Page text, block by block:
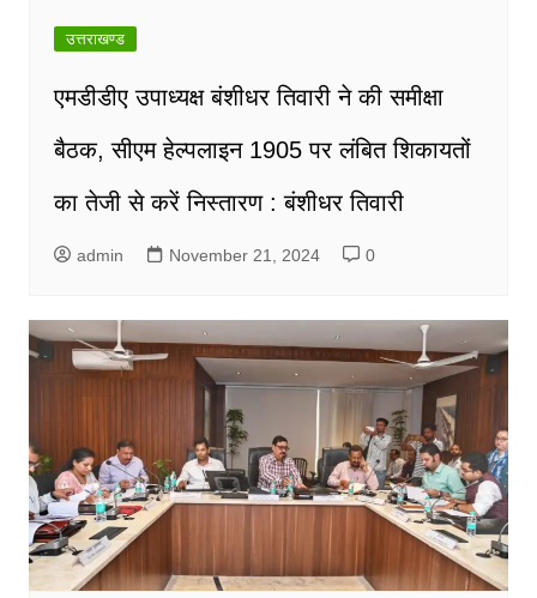
उत्तराखण्ड
एमडीडीए उपाध्यक्ष बंशीधर तिवारी ने की समीक्षा
बैठक, सीएम हेल्पलाइन 1905 पर लंबित शिकायतों
का तेजी से करें निस्तारण : बंशीधर तिवारी
admin November 21, 2024 0